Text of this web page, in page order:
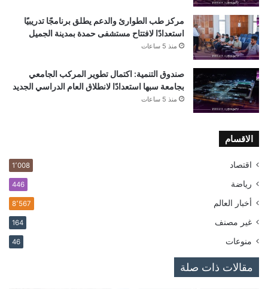
مركز طب الطوارئ والدعم يطلق برنامجًا تدريبيًا
استعدادًا لافتتاح مستشفى حمدة بمدينة الجميل
منذ 5 ساعات
صندوق التنمية: اكتمال تطوير المركب الجامعي
بجامعة سبها استعدادًا لانطلاق العام الدراسي الجديد
منذ 5 ساعات
الاقسام
اقتصاد 1٬008
رياضة 446
أخبار العالم 8٬567
غير مصنف 164
منوعات 46
مقالات ذات صلة